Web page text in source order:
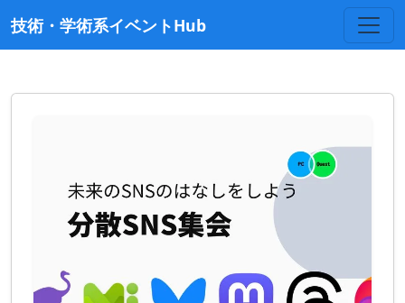
技術・学術系イベントHub